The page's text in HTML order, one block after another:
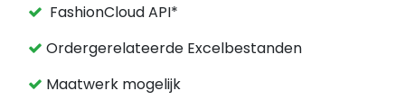
FashionCloud API*
Ordergerelateerde Excelbestanden
Maatwerk mogelijk